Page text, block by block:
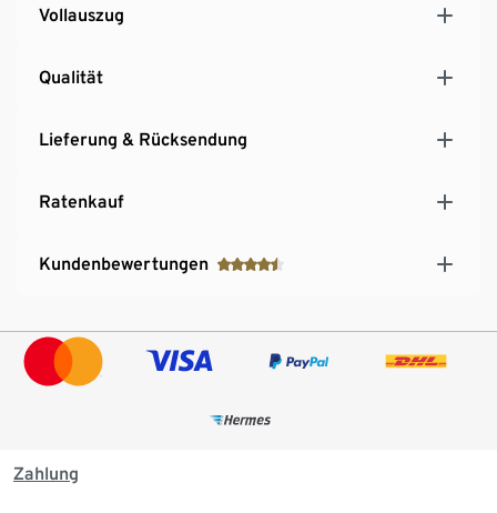
Vollauszug
Qualität
Lieferung & Rücksendung
Ratenkauf
Kundenbewertungen
Zahlung